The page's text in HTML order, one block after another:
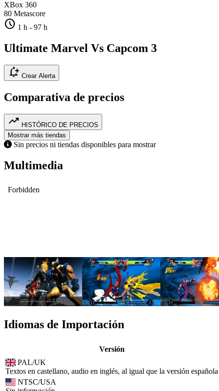
XBox 360
80 Metascore
schedule 1 h - 97 h
Ultimate Marvel Vs Capcom 3
notification_add Crear Alerta
Comparativa de precios
trending_up HISTÓRICO DE PRECIOS
Mostrar más tiendas
Sin precios ni tiendas disponibles para mostrar
Multimedia
Idiomas de Importación
Versión
PAL/UK
Textos en castellano, audio en inglés, al igual que la versión española
NTSC/USA